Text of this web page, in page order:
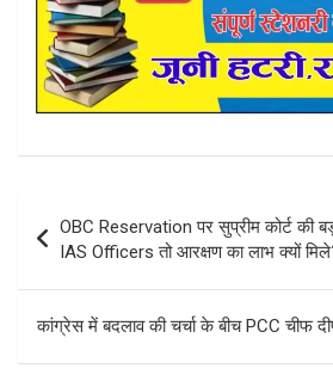
navigation
OBC Reservation पर सुप्रीम कोर्ट की
IAS Officers तो आरक्षण का लाभ क्यों
कांग्रेस में बदलाव की चर्चा के बीच PCC चीफ